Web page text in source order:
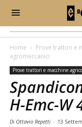
Home Prove trattori e
agromeccanici
Prove trattori e macchine
H-Emc-W
Di Ottavio Repetti - 13